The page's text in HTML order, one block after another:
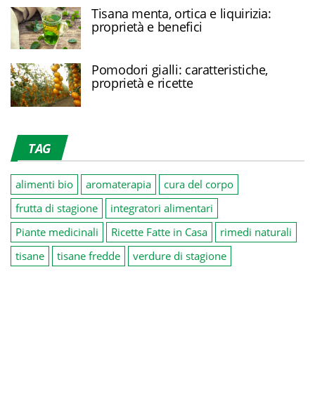
Tisana menta, ortica e liquirizia:
proprietà e benefici
Pomodori gialli: caratteristiche,
proprietà e ricette
TAG
alimenti bio aromaterapia
cura del corpo
frutta di stagione
integratori alimentari
Piante medicinali
Ricette Fatte in Casa
rimedi naturali
tisane
tisane fredde verdure di stagione